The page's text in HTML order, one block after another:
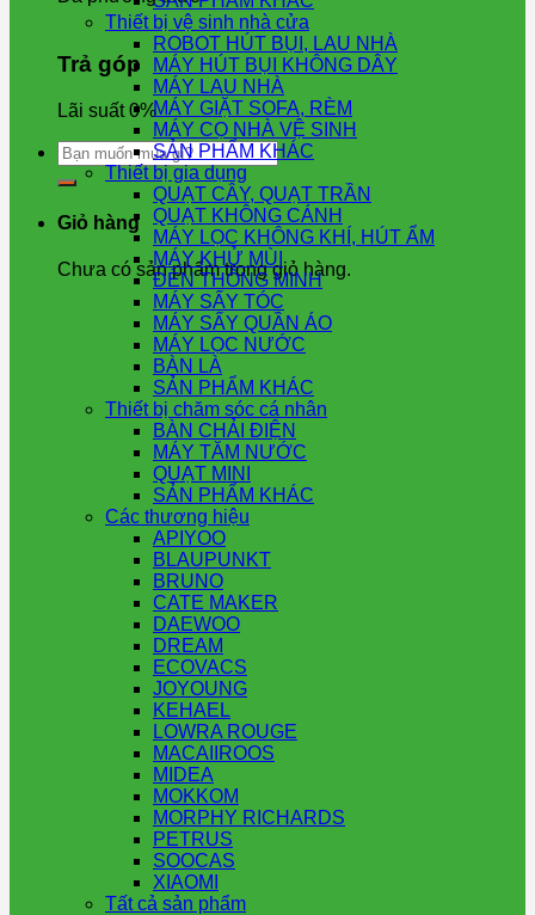
Trả góp
Lãi suất 0%
Tìm
kiếm:
Giỏ hàng
Chưa có sản phẩm trong giỏ hàng.
Thiết bị vệ sinh nhà cửa
ROBOT HÚT BỤI, LAU NHÀ
MÁY HÚT BỤI KHÔNG DÂY
MÁY LAU NHÀ
MÁY GIẶT SOFA, RÈM
MÁY CỌ NHÀ VỆ SINH
SẢN PHẨM KHÁC
Thiết bị gia dụng
QUẠT CÂY, QUẠT TRẦN
QUẠT KHÔNG CÁNH
MÁY LỌC KHÔNG KHÍ, HÚT ẨM
MÁY KHỬ MÙI
ĐÈN THÔNG MINH
MÁY SẤY TÓC
MÁY SẤY QUẦN ÁO
MÁY LỌC NƯỚC
BÀN LÀ
SẢN PHẨM KHÁC
Thiết bị chăm sóc cá nhân
BÀN CHẢI ĐIỆN
MÁY TĂM NƯỚC
QUẠT MINI
SẢN PHẨM KHÁC
Các thương hiệu
APIYOO
BLAUPUNKT
BRUNO
CATE MAKER
DAEWOO
DREAM
ECOVACS
JOYOUNG
KEHAEL
LOWRA ROUGE
MACAIIROOS
MIDEA
MOKKOM
MORPHY RICHARDS
PETRUS
SOOCAS
XIAOMI
Tất cả sản phẩm